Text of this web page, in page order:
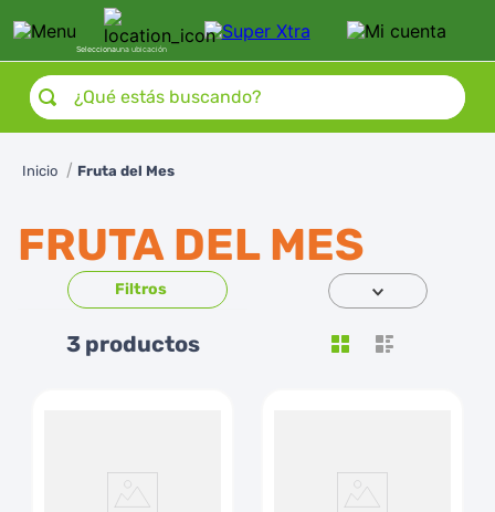
Seleccionauna ubicación
¿Qué estás buscando?
Fruta del Mes
FRUTA DEL MES
3 productos